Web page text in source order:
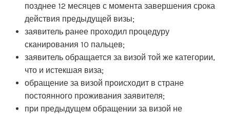
позднее 12 месяцев с момента завершения срока
действия предыдущей визы;
заявитель ранее проходил процедуру
сканирования 10 пальцев;
заявитель обращается за визой той же категории,
что и истекшая виза;
обращение за визой происходит в стране
постоянного проживания заявителя;
при предыдущем обращении за визой не